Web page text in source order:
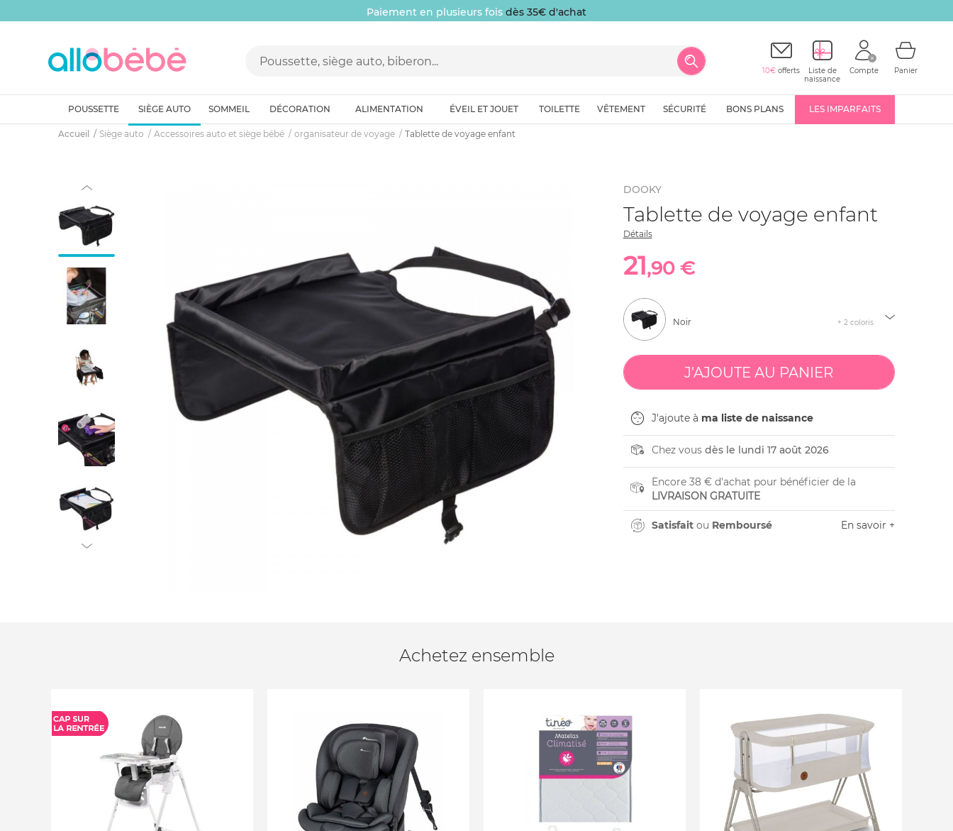
Paiement en plusieurs fois dès 35€ d'achat
10€ offerts
Liste de
naissance
Compte Panier
POUSSETTE SIÈGE AUTO SOMMEIL DÉCORATION ALIMENTATION ÉVEIL ET JOUET TOILETTE VÊTEMENT SÉCURITÉ BONS PLANS LES IMPARFAITS
Accueil Siège auto Accessoires auto et siège bébé organisateur de voyage Tablette de voyage enfant
DOOKY
Tablette de voyage enfant
Détails
21,90 €
Noir + 2 coloris
J'ajoute à ma liste de naissance
Chez vous dès le lundi 17 août 2026
Encore 38 € d'achat pour bénéficier de la
LIVRAISON GRATUITE
Satisfaitou Remboursé En savoir +
Achetez ensemble